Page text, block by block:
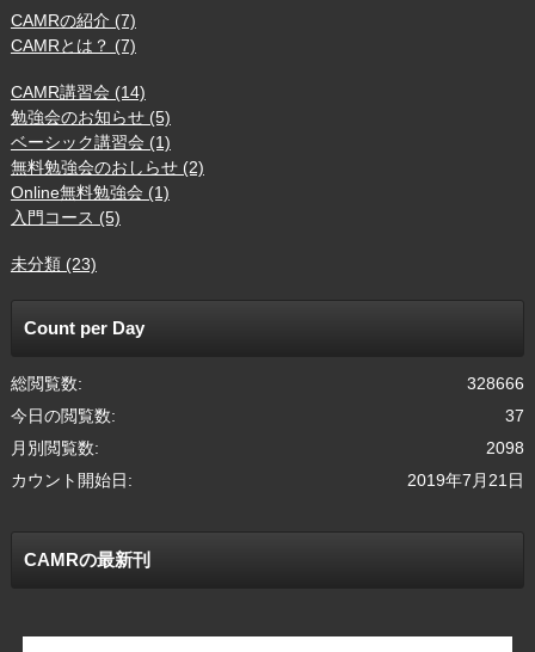
CAMRの紹介 (7)
CAMRとは？ (7)
CAMR講習会 (14)
勉強会のお知らせ (5)
ベーシック講習会 (1)
無料勉強会のおしらせ (2)
Online無料勉強会 (1)
入門コース (5)
未分類 (23)
Count per Day
328666
総閲覧数:
37
今日の閲覧数:
2098
月別閲覧数:
2019年7月21日
カウント開始日:
CAMRの最新刊